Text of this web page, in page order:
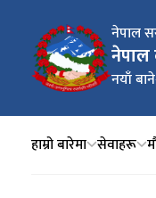
नेपाल
नयाँ
हाम्रो बारेमा सेवाहरू